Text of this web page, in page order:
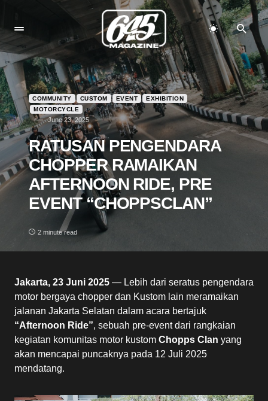
COMMUNITY CUSTOM EVENT
EXHIBITION
MOTORCYCLE
June 23, 2025
RATUSAN PENGENDARA
CHOPPER RAMAIKAN
AFTERNOON RIDE, PRE
EVENT “CHOPPSCLAN”
2 minute read
Jakarta, 23 Juni 2025 — Lebih dari seratus pengendara
motor bergaya chopper dan Kustom lain meramaikan
jalanan Jakarta Selatan dalam acara bertajuk
“Afternoon Ride”, sebuah pre-event dari rangkaian
kegiatan komunitas motor kustom Chopps Clan yang
akan mencapai puncaknya pada 12 Juli 2025
mendatang.